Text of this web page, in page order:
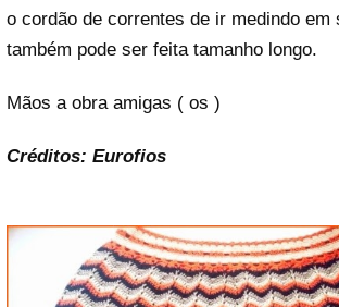
o cordão de correntes de ir medindo em
também pode ser feita tamanho longo.
Mãos a obra amigas ( os )
Créditos: Eurofios